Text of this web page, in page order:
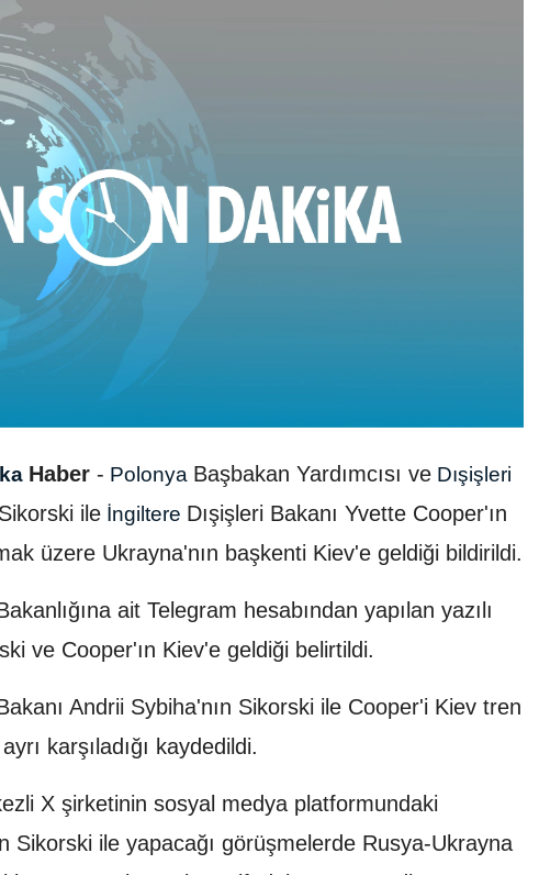
Haber - Polonya Başbakan Yardımcısı ve Dışişleri
ile İngiltere Dışişleri Bakanı Yvette Cooper'ın
üzere Ukrayna'nın başkenti Kiev'e geldiği bildirildi.
ait Telegram hesabından yapılan yazılı
ve Cooper'ın Kiev'e geldiği belirtildi.
Andrii Sybiha'nın Sikorski ile Cooper'i Kiev tren
karşıladığı kaydedildi.
X şirketinin sosyal medya platformundaki
Sikorski ile yapacağı görüşmelerde Rusya-Ukrayna